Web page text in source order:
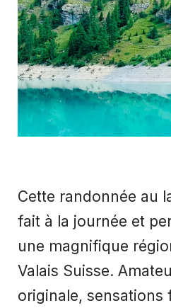
Cette randonnée au
fait à la journée et
une magnifique
Valais Suisse.
originale, sensations